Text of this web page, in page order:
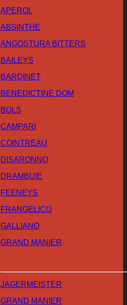
APEROL
ABSINTHE
ANGOSTURA BITTERS
BAILEYS
BARDINET
BENEDICTINE DOM
BOLS
CAMPARI
COINTREAU
DISARONNO
DRAMBUIE
FEENEYS
FRANGELICO
GALLIANO
GRAND MANIER
JAGERMEISTER
GRAND MANIER